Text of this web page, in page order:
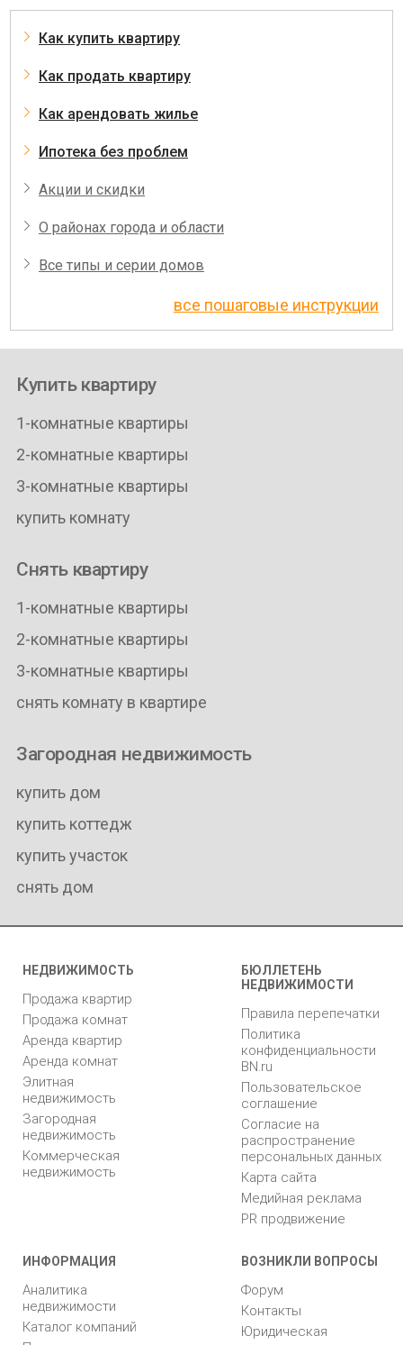
Как купить квартиру
Как продать квартиру
Как арендовать жилье
Ипотека без проблем
Акции и скидки
О районах города и области
Все типы и серии домов
все пошаговые инструкции
Купить квартиру
1-комнатные квартиры
2-комнатные квартиры
3-комнатные квартиры
купить комнату
Снять квартиру
1-комнатные квартиры
2-комнатные квартиры
3-комнатные квартиры
снять комнату в квартире
Загородная недвижимость
купить дом
купить коттедж
купить участок
снять дом
НЕДВИЖИМОСТЬ
Продажа квартир
Продажа комнат
Аренда квартир
Аренда комнат
Элитная
недвижимость
Загородная
недвижимость
Коммерческая
недвижимость
БЮЛЛЕТЕНЬ
НЕДВИЖИМОСТИ
Правила перепечатки
Политика
конфиденциальности
BN.ru
Пользовательское
соглашение
Согласие на
распространение
персональных данных
Карта сайта
Медийная реклама
PR продвижение
ИНФОРМАЦИЯ
Аналитика
недвижимости
Каталог компаний
ВОЗНИКЛИ ВОПРОСЫ
Форум
Контакты
Юридическая